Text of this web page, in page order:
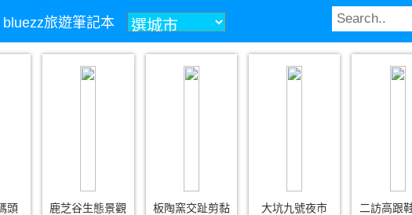
bluezz旅遊筆記本
頭 鹿芝谷生態景觀 板陶窯交趾剪黏 大坑九號夜市 二訪高跟